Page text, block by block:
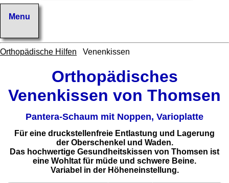
Orthopädische Hilfen Venenkissen
Orthopädisches
Venenkissen von Thomsen
Pantera-Schaum mit Noppen, Varioplatte
Für eine druckstellenfreie Entlastung und Lagerung
der Oberschenkel und Waden.
Das hochwertige Gesundheitskissen von Thomsen ist
eine Wohltat für müde und schwere Beine.
Variabel in der Höheneinstellung.